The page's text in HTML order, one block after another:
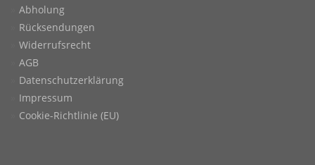
Abholung
Rücksendungen
Widerrufsrecht
AGB
Datenschutzerklärung
Impressum
Cookie-Richtlinie (EU)